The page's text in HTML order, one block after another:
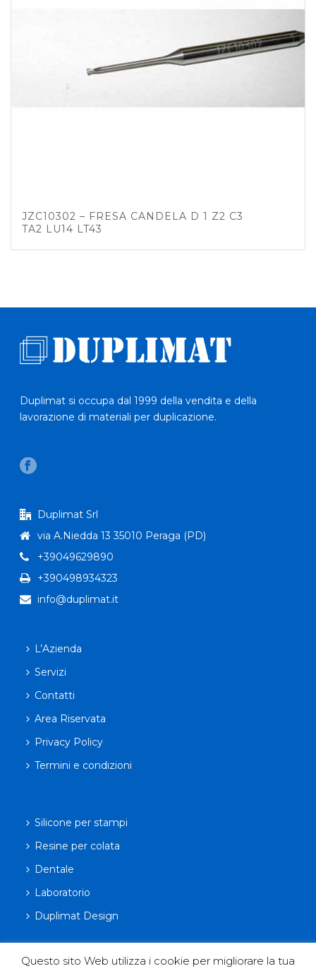
JZC10302 – FRESA CANDELA D 1 Z2 C3
TA2 LU14 LT43
Duplimat si occupa dal 1999 della vendita e della
lavorazione di materiali per duplicazione.
Duplimat Srl
via A.Niedda 13 35010 Peraga (PD)
+39049629890
+390498934323
info@duplimat.it
L’Azienda
Servizi
Contatti
Area Riservata
Privacy Policy
Termini e condizioni
Silicone per stampi
Resine per colata
Dentale
Laboratorio
Duplimat Design
Questo sito Web utilizza i cookie per migliorare la tua